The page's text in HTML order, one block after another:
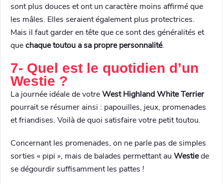
sont plus douces et ont un caractère moins affirmé que
les mâles. Elles seraient également plus protectrices.
Mais il faut garder en tête que ce sont des généralités et
quechaque toutou a sa propre personnalité.
7- Quel est le quotidien d’un
Westie ?
La journée idéale de votreWest Highland White Terrier
pourrait se résumer ainsi : papouilles, jeux, promenades
et friandises. Voilà de quoi satisfaire votre petit toutou.
Concernant les promenades, on ne parle pas de simples
sorties « pipi », mais de balades permettant au Westiede
se dégourdir suffisamment les pattes !